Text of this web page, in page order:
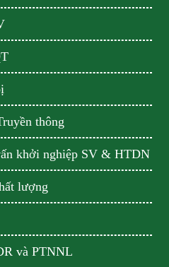
thông
khởi nghiệp SV & HTDN
lượng
và PTNNL